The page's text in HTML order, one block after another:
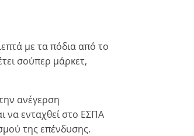
με τα πόδια από το
σούπερ μάρκετ,
ανέγερση
να ενταχθεί στο ΕΣΠΑ
της επένδυσης.